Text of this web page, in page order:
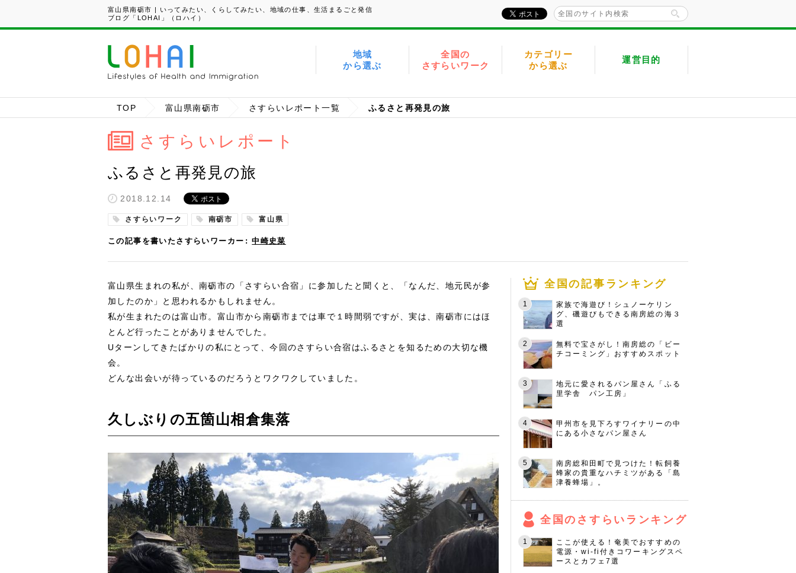
富山県南砺市 | いってみたい、くらしてみたい、地域の仕事、生活まるごと発信
ブログ「LOHAI」（ロハイ）
地域
から選ぶ
全国の
さすらいワーク
カテゴリー
から選ぶ
運営目的
TOP 富山県南砺市 さすらいレポート一覧 ふるさと再発見の旅
さすらいレポート
ふるさと再発見の旅
2018.12.14
さすらいワーク 南砺市 富山県
この記事を書いたさすらいワーカー 中崎史菜
富山県生まれの私が、南砺市の「さすらい合宿」に参加したと聞くと、「なんだ、地元民が参
加したのか」と思われるかもしれません。
私が生まれたのは富山市。富山市から南砺市までは車で１時間弱ですが、実は、南砺市にはほ
とんど行ったことがありませんでした。
Uターンしてきたばかりの私にとって、今回のさすらい合宿はふるさとを知るための大切な機
会。
どんな出会いが待っているのだろうとワクワクしていました。
久しぶりの五箇山相倉集落
全国の記事ランキング
家族で海遊び！シュノーケリン
グ、磯遊びもできる南房総の海３
選
無料で宝さがし！南房総の「ビー
チコーミング」おすすめスポット
地元に愛されるパン屋さん「ふる
里学舎 パン工房」
甲州市を見下ろすワイナリーの中
にある小さなパン屋さん
南房総和田町で見つけた！転飼養
蜂家の貴重なハチミツがある「島
津養蜂場」。
全国のさすらいランキング
ここが使える！奄美でおすすめの
電源・wi-fi付きコワーキングスペ
ースとカフェ7選